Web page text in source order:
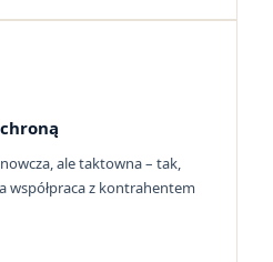
ale taktowna – tak,
współpraca z kontrahentem